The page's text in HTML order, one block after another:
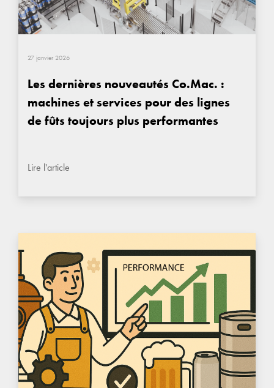
27 janvier 2026
Les dernières nouveautés Co.Mac. :
machines et services pour des lignes
de fûts toujours plus performantes
Lire l'article